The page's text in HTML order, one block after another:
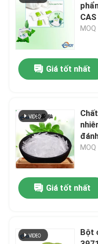
Video
Trình diễn VR
Về chúng tôi
Chuyến tham quan
Kiểm soát chất lượng
Liên hệ với chúng tôi
Hương vị của thực
Giá tốt nhất
Giá tốt nhất
Bột